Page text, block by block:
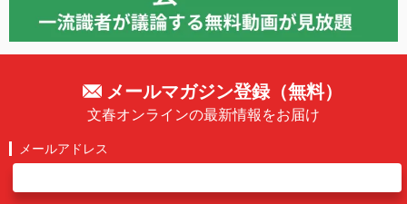
メールマガジン登録（無料）
文春オンラインの最新情報をお届け
メールアドレス